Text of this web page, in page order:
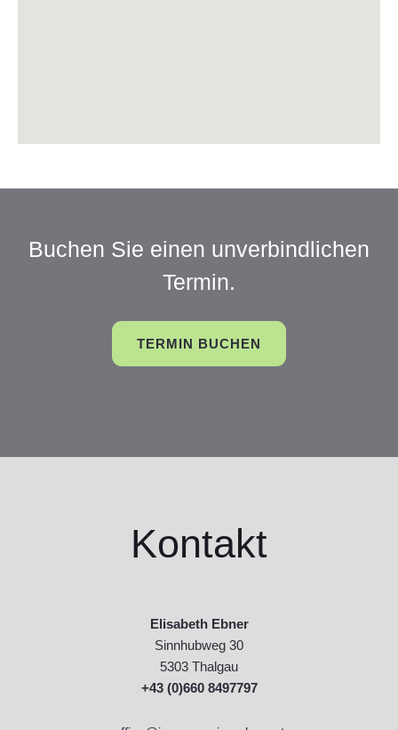
Buchen Sie einen unverbindlichen
Termin.
TERMIN BUCHEN
Kontakt
Elisabeth Ebner
Sinnhubweg 30
5303 Thalgau
+43 (0)660 8497797